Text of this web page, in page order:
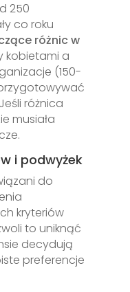
250
co roku
różnic w
kobietami a
(150-
różnica
musiała
i podwyżek
do
kryteriów
to uniknąć
decydują
preferencje